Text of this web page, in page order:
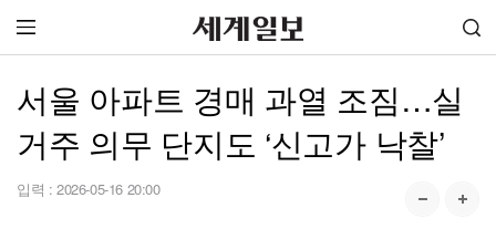
서울 아파트 경매 과열 조짐…실
거주 의무 단지도 ‘신고가 낙찰’
입력 : 2026-05-16 20:00